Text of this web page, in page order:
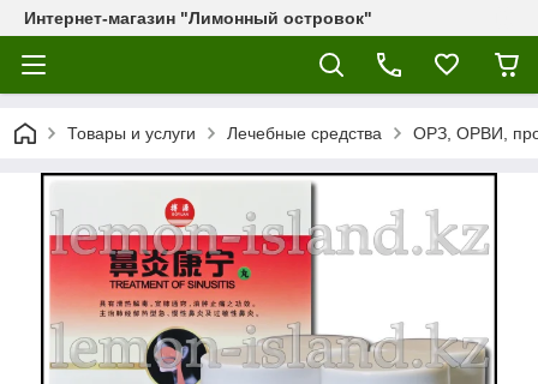
Интернет-магазин "Лимонный островок"
Товары и услуги Лечебные средства ОРЗ, ОРВИ,